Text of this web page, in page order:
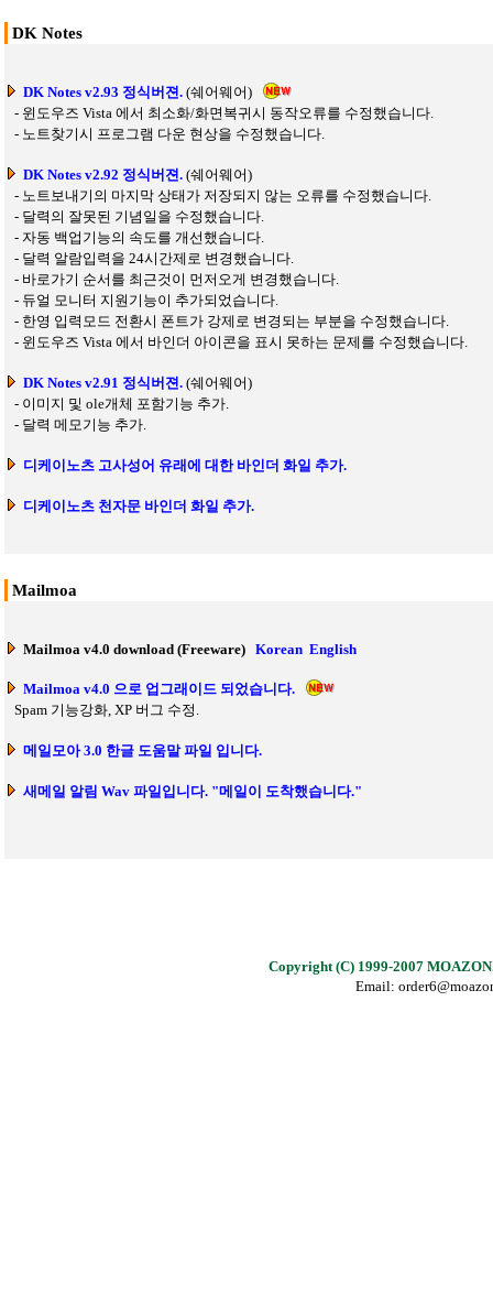
DK Notes
DK Notes v2.93 정식버젼. (쉐어웨어)
- 윈도우즈 Vista 에서 최소화/화면복귀시 동작오류를 수정했습니다.
- 노트찾기시 프로그램 다운 현상을 수정했습니다.
DK Notes v2.92 정식버젼. (쉐어웨어)
- 노트보내기의 마지막 상태가 저장되지 않는 오류를 수정했습니다.
- 달력의 잘못된 기념일을 수정했습니다.
- 자동 백업기능의 속도를 개선했습니다.
- 달력 알람입력을 24시간제로 변경했습니다.
- 바로가기 순서를 최근것이 먼저오게 변경했습니다.
- 듀얼 모니터 지원기능이 추가되었습니다.
- 한영 입력모드 전환시 폰트가 강제로 변경되는 부분을 수정했습니다.
- 윈도우즈 Vista 에서 바인더 아이콘을 표시 못하는 문제를 수정했습니다.
DK Notes v2.91 정식버젼. (쉐어웨어)
- 이미지 및 ole개체 포함기능 추가.
- 달력 메모기능 추가.
디케이노츠 고사성어 유래에 대한 바인더 화일 추가.
디케이노츠 천자문 바인더 화일 추가.
Mailmoa
Mailmoa v4.0 download (Freeware) Korean English
Mailmoa v4.0 으로 업그래이드 되었습니다.
Spam 기능강화, XP 버그 수정.
메일모아 3.0 한글 도움말 파일 입니다.
새메일 알림 Wav 파일입니다. "메일이 도착했습니다."
Copyright (C) 1999-2007
Email: